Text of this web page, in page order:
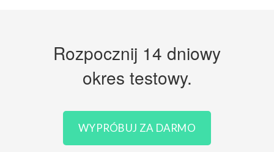
Rozpocznij 14 dniowy
okres testowy.
WYPRÓBUJ ZA DARMO